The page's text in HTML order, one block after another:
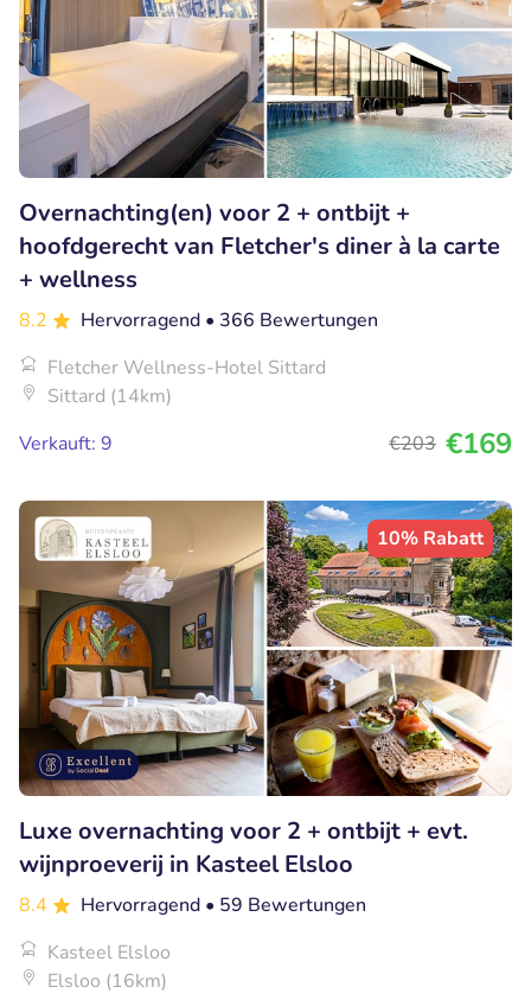
Overnachting(en) voor 2 + ontbijt +
hoofdgerecht van Fletcher's diner à la carte
+ wellness
8.2 Hervorragend • 366 Bewertungen
Fletcher Wellness-Hotel Sittard
Sittard (14km)
Verkauft: 9
€203 €169
10% Rabatt
Luxe overnachting voor 2 + ontbijt + evt.
wijnproeverij in Kasteel Elsloo
8.4 Hervorragend • 59 Bewertungen
Kasteel Elsloo
Elsloo (16km)